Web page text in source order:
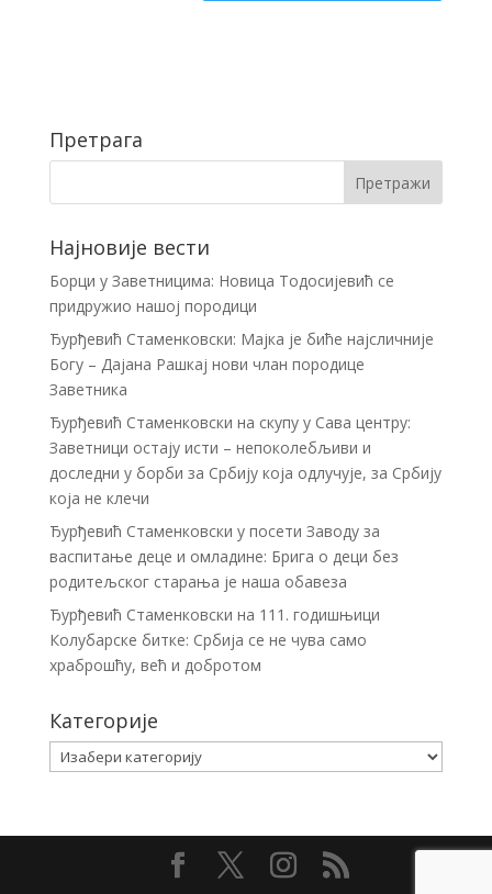
Претрага
Најновије вести
Борци у Заветницима: Новица Тодосијевић се
придружио нашој породици
Ђурђевић Стаменковски: Мајка је биће најсличније
Богу – Дајана Рашкај нови члан породице
Заветника
Ђурђевић Стаменковски на скупу у Сава центру:
Заветници остају исти – непоколебљиви и
доследни у борби за Србију која одлучује, за Србију
која не клечи
Ђурђевић Стаменковски у посети Заводу за
васпитање деце и омладине: Брига о деци без
родитељског старања је наша обавеза
Ђурђевић Стаменковски на 111. годишњици
Колубарске битке: Србија се не чува само
храброшћу, већ и добротом
Категорије
Категорије